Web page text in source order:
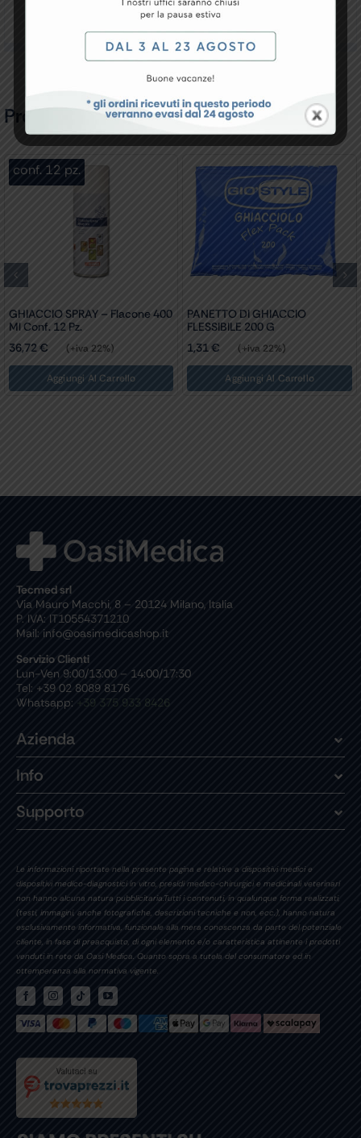
Prodotti Correlati
PANETTO DI GHIACCIO
FLESSIBILE 200 G
1,31€ (+iva 22%)
Aggiungi Al Carrello
conf. 25 pz.
GHIACCIO ISTANTANEO IN
BUSTA TNT Conf. 25 Pz.
12,21€
(+iva 22%)
Aggiungi Al Carrello
Tecmed srl
Via Mauro Macchi, 8 – 20124 Milano, Italia
P. IVA: IT10554371210
Mail: info@oasimedicashop.it
Servizio Clienti
Lun-Ven 9:00/13:00 – 14:00/17:30
Tel: +39 02 8089 8176
Whatsapp: +39 375 933 8426
Azienda
Info
Supporto
Le informazioni riportate nella presente pagina e relative a dispositivi medici e
dispositivi medico-diagnostici in vitro, presidi medico-chirurgici e medicinali veterinari
non hanno alcuna natura pubblicitaria.Tutti i contenuti, in qualunque forma realizzati,
(testi, immagini, anche fotografiche, descrizioni tecniche e non, ecc.), hanno natura
esclusivamente informativa, funzionale alla mera conoscenza da parte del potenziale
cliente, in fase di preacquisto, di ogni elemento e/o caratteristica attinente i prodotti
venduti in rete da Oasi Medica. Quanto sopra a tutela del consumatore ed in
ottemperanza alla normativa vigente.